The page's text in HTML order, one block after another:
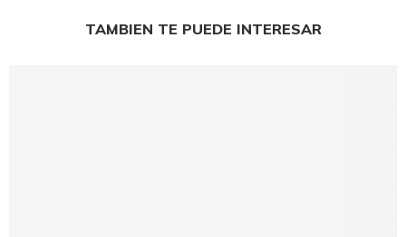
TAMBIEN TE PUEDE INTERESAR